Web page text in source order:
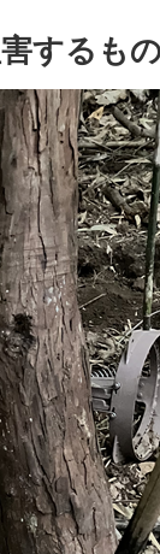
するもの